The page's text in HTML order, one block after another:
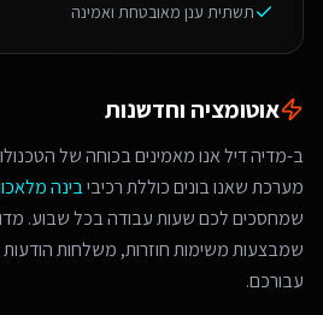
תשתית ענן מאובטחת ואמינה
אוטומציה וחדשנות
ב-מדיה דיל אנו מאמינים בכוחה של
מערכת שאנו בונים כוללת רכיביבינה
שמחסכים לכם שעות עבודה בכל שבוע.
שמבצעות משימות חוזרות, משלחות הודעות
עבורכם.